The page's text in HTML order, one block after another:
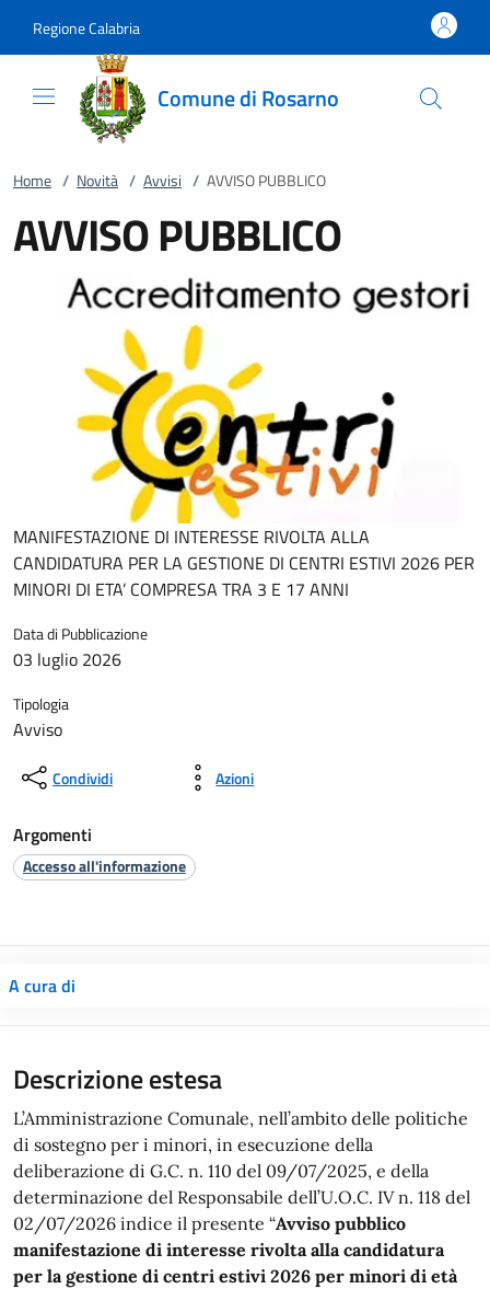
Regione Calabria
Comune di Rosarno
Home / Novità / Avvisi / AVVISO PUBBLICO
AVVISO PUBBLICO
MANIFESTAZIONE DI INTERESSE RIVOLTA ALLA
CANDIDATURA PER LA GESTIONE DI CENTRI ESTIVI 2026 PER
MINORI DI ETA’ COMPRESA TRA 3 E 17 ANNI
Data di Pubblicazione
03 luglio 2026
Tipologia
Avviso
Condividi Azioni
Argomenti
Accesso all'informazione
A cura di
Descrizione estesa
L’Amministrazione Comunale, nell’ambito delle politiche
di sostegno per i minori, in esecuzione della
deliberazione di G.C. n. 110 del 09/07/2025, e della
determinazione del Responsabile dell’U.O.C. IV n. 118 del
02/07/2026 indice il presente “Avviso pubblico
manifestazione di interesse rivolta alla candidatura
per la gestione di centri estivi 2026 per minori di età